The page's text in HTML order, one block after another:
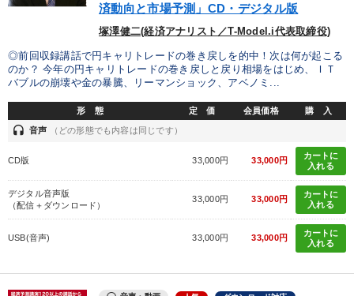
済動向と市場予測」CD・デジタル版
塚澤健二(経済アナリスト／T-Model.i代表取締役)
◎前回収録講話で円キャリトレードの巻き戻しを的中！次は何が起こる
のか？ 今年の円キャリトレードの巻き戻しと戻り相場をはじめ、ＩＴ
バブルの崩壊や金の暴騰、リーマンショック、アベノミ...
形 態 定 価 会員価格 購 入
headset 音声 （どの形態でも内容は同じです）
CD版 33,000円 33,000円
カートに
入れる
デジタル音声版
（配信＋ダウンロード）
33,000円 33,000円
カートに
入れる
USB(音声) 33,000円 33,000円
カートに
入れる